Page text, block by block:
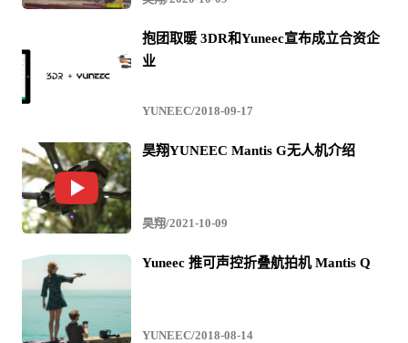
上直接打点或输入航点坐标飞行，同时还预设多种航路模
板可选，极大缩减了区域巡检中绘制航点的工作量，并且
抱团取暖 3DR和Yuneec宣布成立合资企
业
YUNEEC/2018-09-17
昊翔YUNEEC Mantis G无人机介绍
昊翔/2021-10-09
Yuneec 推可声控折叠航拍机 Mantis Q
YUNEEC/2018-08-14